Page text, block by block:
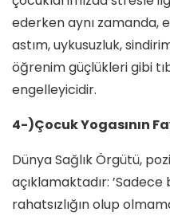
ederken aynı zamanda,
astım, uykusuzluk,
öğrenim güçlükleri gibi
engelleyicidir.
4-)Çocuk Yogasının
Dünya Sağlık Örgütü,
açıklamaktadır: ’Sadece
rahatsızlığın olup